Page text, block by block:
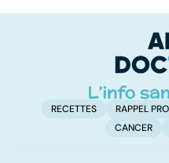
RECETTES RAPPEL
CANCER